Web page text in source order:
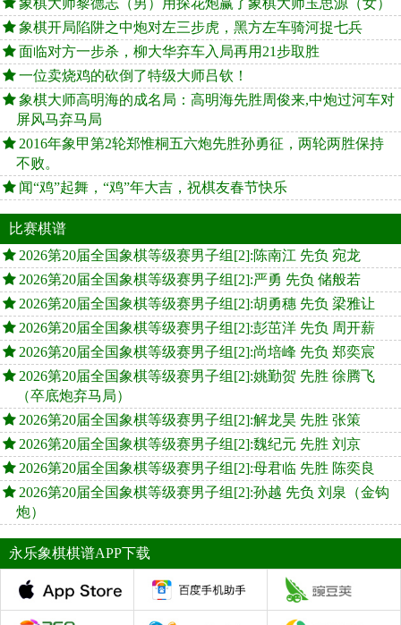
象棋大师黎德志（男）用探花炮赢了象棋大师玉思源（女）
象棋开局陷阱之中炮对左三步虎，黑方左车骑河捉七兵
面临对方一步杀，柳大华弃车入局再用21步取胜
一位卖烧鸡的砍倒了特级大师吕钦！
象棋大师高明海的成名局：高明海先胜周俊来,中炮过河车对
屏风马弃马局
2016年象甲第2轮郑惟桐五六炮先胜孙勇征，两轮两胜保持
不败。
闻“鸡”起舞，“鸡”年大吉，祝棋友春节快乐
比赛棋谱
2026第20届全国象棋等级赛男子组[2]:陈南江 先负 宛龙
2026第20届全国象棋等级赛男子组[2]:严勇 先负 储般若
2026第20届全国象棋等级赛男子组[2]:胡勇穗 先负 梁雅让
2026第20届全国象棋等级赛男子组[2]:彭茁洋 先负 周开薪
2026第20届全国象棋等级赛男子组[2]:尚培峰 先负 郑奕宸
2026第20届全国象棋等级赛男子组[2]:姚勤贺 先胜 徐腾飞
（卒底炮弃马局）
2026第20届全国象棋等级赛男子组[2]:解龙昊 先胜 张策
2026第20届全国象棋等级赛男子组[2]:魏纪元 先胜 刘京
2026第20届全国象棋等级赛男子组[2]:母君临 先胜 陈奕良
2026第20届全国象棋等级赛男子组[2]:孙越 先负 刘泉（金钩
炮）
永乐象棋棋谱APP下载